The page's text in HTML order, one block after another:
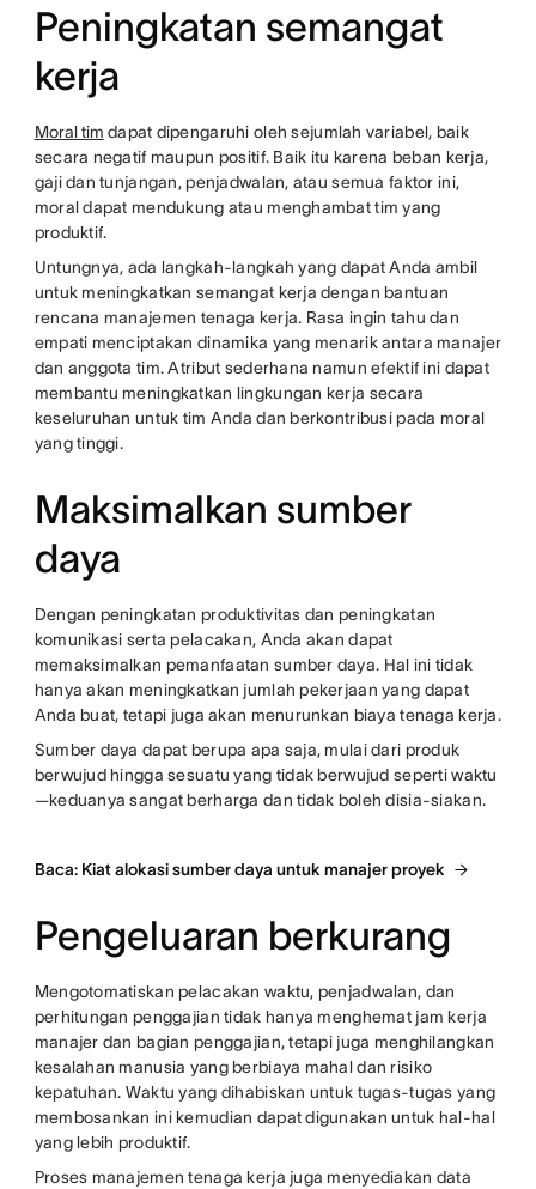
Peningkatan semangat
kerja
Moral tim dapat dipengaruhi oleh sejumlah variabel, baik
secara negatif maupun positif. Baik itu karena beban kerja,
gaji dan tunjangan, penjadwalan, atau semua faktor ini,
moral dapat mendukung atau menghambat tim yang
produktif.
Untungnya, ada langkah-langkah yang dapat Anda ambil
untuk meningkatkan semangat kerja dengan bantuan
rencana manajemen tenaga kerja. Rasa ingin tahu dan
empati menciptakan dinamika yang menarik antara manajer
dan anggota tim. Atribut sederhana namun efektif ini dapat
membantu meningkatkan lingkungan kerja secara
keseluruhan untuk tim Anda dan berkontribusi pada moral
yang tinggi.
Maksimalkan sumber
daya
Dengan peningkatan produktivitas dan peningkatan
komunikasi serta pelacakan, Anda akan dapat
memaksimalkan pemanfaatan sumber daya. Hal ini tidak
hanya akan meningkatkan jumlah pekerjaan yang dapat
Anda buat, tetapi juga akan menurunkan biaya tenaga kerja.
Sumber daya dapat berupa apa saja, mulai dari produk
berwujud hingga sesuatu yang tidak berwujud seperti waktu
—keduanya sangat berharga dan tidak boleh disia-siakan.
Baca: Kiat alokasi sumber daya untuk manajer proyek
Pengeluaran berkurang
Mengotomatiskan pelacakan waktu, penjadwalan, dan
perhitungan penggajian tidak hanya menghemat jam kerja
manajer dan bagian penggajian, tetapi juga menghilangkan
kesalahan manusia yang berbiaya mahal dan risiko
kepatuhan. Waktu yang dihabiskan untuk tugas-tugas yang
membosankan ini kemudian dapat digunakan untuk hal-hal
yang lebih produktif.
Proses manajemen tenaga kerja juga menyediakan data